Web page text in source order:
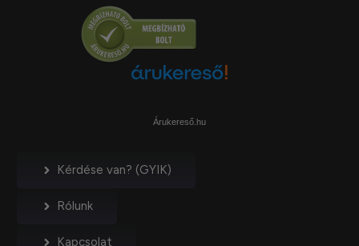
Árukereső.hu
Kérdése van? (GYIK)
Rólunk
Kapcsolat